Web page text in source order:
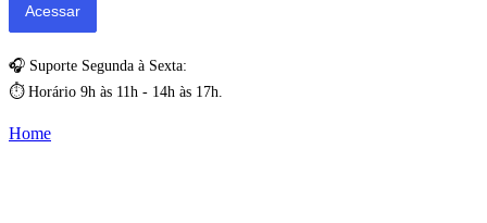
🎧 Suporte Segunda à Sexta:
⏱️ Horário 9h às 11h - 14h às 17h.
Home